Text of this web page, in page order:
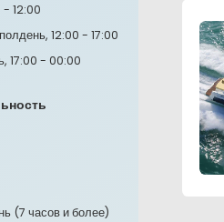
- 12:00
12:00 - 17:00
17:00 - 00:00
(7 часов и более)